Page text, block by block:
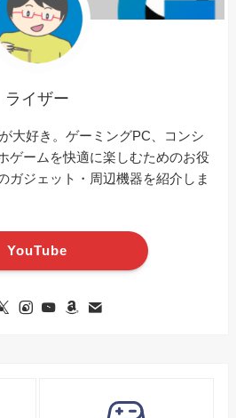
ライザー
大好き。ゲーミングPC、コンシ
ゲームを快適に楽しむためのお役
ガジェット・周辺機器を紹介しま
YouTube